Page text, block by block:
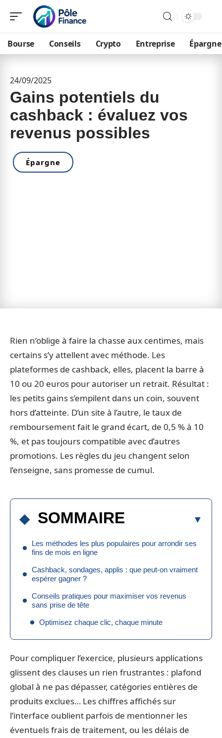
Bourse Conseils Crypto Entreprise Épargne
24/09/2025
Gains potentiels du
cashback : évaluez vos
revenus possibles
Épargne
Rien n’oblige à faire la chasse aux centimes, mais
certains s’y attellent avec méthode. Les
plateformes de cashback, elles, placent la barre à
10 ou 20 euros pour autoriser un retrait. Résultat :
les petits gains s’empilent dans un coin, souvent
hors d’atteinte. D’un site à l’autre, le taux de
remboursement fait le grand écart, de 0,5 % à 10
%, et pas toujours compatible avec d’autres
promotions. Les règles du jeu changent selon
l’enseigne, sans promesse de cumul.
SOMMAIRE
Les méthodes les plus populaires pour arrondir ses
fins de mois en ligne
Cashback, sondages, applis : que peut-on vraiment
espérer gagner ?
Conseils pratiques pour maximiser vos revenus
sans prise de tête
Optimisez chaque clic, chaque minute
Pour compliquer l’exercice, plusieurs applications
glissent des clauses un rien frustrantes : plafond
global à ne pas dépasser, catégories entières de
produits exclues… Les chiffres affichés sur
l’interface oublient parfois de mentionner les
éventuels frais de traitement, ou les délais de